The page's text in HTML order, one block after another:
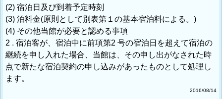
(2) 宿泊日及び到着予定時刻
(3) 泊料金(原則として別表第１の基本宿泊料による。)
(4) その他当館が必要と認める事項
2 . 宿泊客が、宿泊中に前項第2 号の宿泊日を超えて宿泊の
継続を申し入れた場合、当館は、その申し出がなされた時
点で新たな宿泊契約の申し込みがあったものとして処理し
ます。
2016/08/14